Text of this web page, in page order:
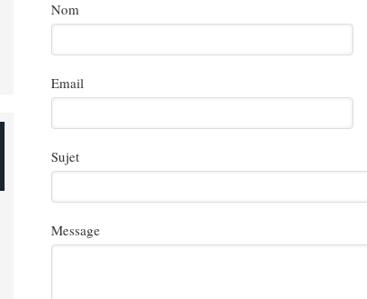
Nom
Email
Sujet
Message